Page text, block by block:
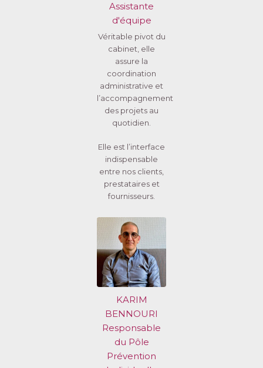
Assistante
d'équipe
Véritable pivot du
cabinet, elle
assure la
coordination
administrative et
l’accompagnement
des projets au
quotidien.
Elle est l’interface
indispensable
entre nos clients,
prestataires et
fournisseurs.
KARIM
BENNOURI
Responsable
du Pôle
Prévention